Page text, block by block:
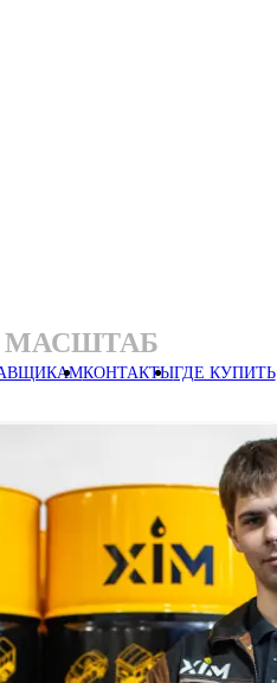
КОНТАКТЫГДЕ КУПИТЬ
МАСШТАБ